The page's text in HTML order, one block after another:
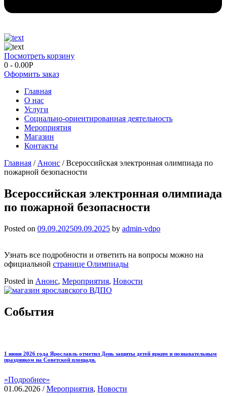
Посмотреть корзину
0 - 0.00Р
Оформить заказ
Главная
О нас
Услуги
Социально-ориентированная деятельность
Мероприятия
Магазин
Контакты
Главная / Анонс / Всероссийская электронная олимпиада по
пожарной безопасности
Всероссийская электронная олимпиада
по пожарной безопасности
Posted on 09.09.202509.09.2025 by admin-vdpo
Узнать все подробности и ответить на вопросы можно на
официальной странице Олимпиады
Posted in Анонс, Мероприятия, Новости
События
1 июня 2026 года Ярославль отметил День защиты детей ярким и познавательным
праздником на Советской площади.
«Подробнее»
01.06.2026 /Мероприятия, Новости